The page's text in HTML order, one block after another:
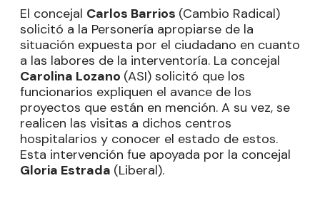
El concejal Carlos Barrios (Cambio Radical)
solicitó a la Personería apropiarse de la
situación expuesta por el ciudadano en cuanto
a las labores de la interventoría. La concejal
Carolina Lozano (ASI) solicitó que los
funcionarios expliquen el avance de los
proyectos que están en mención. A su vez, se
realicen las visitas a dichos centros
hospitalarios y conocer el estado de estos.
Esta intervención fue apoyada por la concejal
Gloria Estrada (Liberal).